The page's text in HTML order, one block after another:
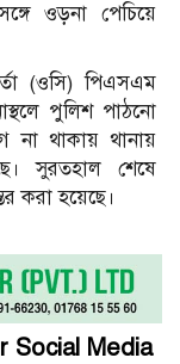
ওড়না পেচিয়ে
(ওসি) পিএসএম
পুলিশ পাঠনো
না থাকায় থানায়
সুরতহাল শেষে
করা হয়েছে।
Social Media